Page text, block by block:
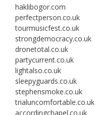
haklibogor.com
perfectperson.co.uk
tourmusicfest.co.uk
strongdemocracy.co.uk
dronetotal.co.uk
partycurrent.co.uk
lightalso.co.uk
sleepyguards.co.uk
stephensmoke.co.uk
trialuncomfortable.co.uk
accordingchapel.co.uk